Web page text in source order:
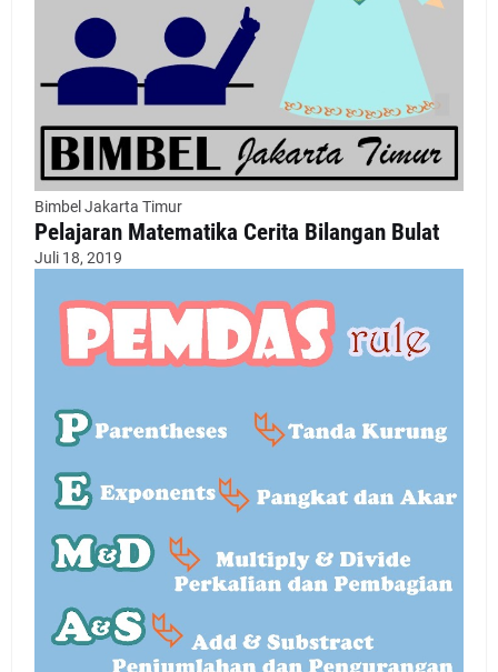
Bimbel Jakarta Timur
Pelajaran Matematika Cerita Bilangan Bulat
Juli 18, 2019